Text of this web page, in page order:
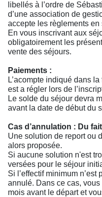
libellés à l’ordre de
d’une association de
accepte les règlements en
En vous inscrivant aux
obligatoirement les
vente des séjours.
Paiements :
L’acompte indiqué dans
est a régler lors de
Le solde du séjour devra
avant la date de début du
Cas d’annulation : Du
Une solution de report ou
alors proposée.
Si aucune solution n'est
versées pour le séjour
Si l’effectif minimum
annulé. Dans ce cas,
mois avant le départ et